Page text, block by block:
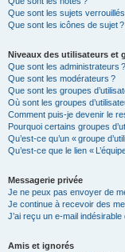
Que sont les sujets
Que sont les icônes de sujet ?
Niveaux des utilisateurs et
Que sont les administrateurs ?
Que sont les modérateurs ?
Que sont les groupes
Où sont les groupes
Comment puis-je devenir le
Pourquoi certains groupes
Qu’est-ce qu’un « groupe
Qu’est-ce que le lien «
Messagerie privée
Je ne peux pas envoyer de
Je continue à recevoir des
J’ai reçu un e-mail
Amis et ignorés